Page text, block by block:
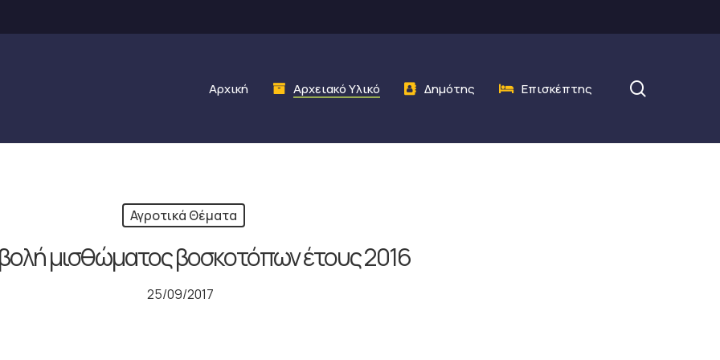
Αρχική Αρχειακό Υλικό Δημότης Επισκέπτης
Αγροτικά Θέματα
μισθώματος βοσκοτόπων έτους 2016
25/09/2017